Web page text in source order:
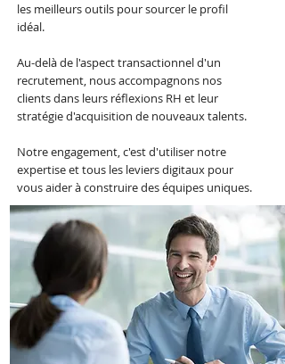
les meilleurs outils pour sourcer le profil
idéal.
Au-delà de l'aspect transactionnel d'un
recrutement, nous accompagnons nos
clients dans leurs réflexions RH et leur
stratégie d'acquisition de nouveaux talents.
Notre engagement, c'est d'utiliser notre
expertise et tous les leviers digitaux pour
vous aider à construire des équipes uniques.